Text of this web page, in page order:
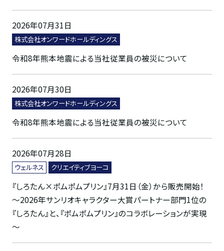
2026年07月31日
株式会社オンワードホールディングス
令和8年熊本地震による当社従業員の被災について
2026年07月30日
株式会社オンワードホールディングス
令和8年熊本地震による当社従業員の被災について
2026年07月28日
ウェルネス クリエイティブヨーコ
『しろたん×ポムポムプリン』7月31日（金）から販売開始！
～2026年サンリオキャラクター大賞パートナー部門1位の
『しろたん』と、『ポムポムプリン』のコラボレーションが実現
～